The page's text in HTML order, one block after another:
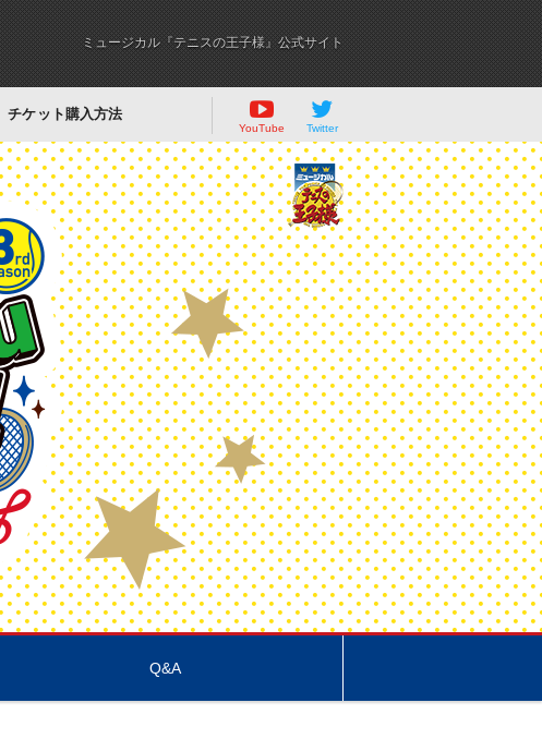
ミュージカル『テニスの王子様』公式サイト
チケット購入方法
YouTube Twitter
Q&A